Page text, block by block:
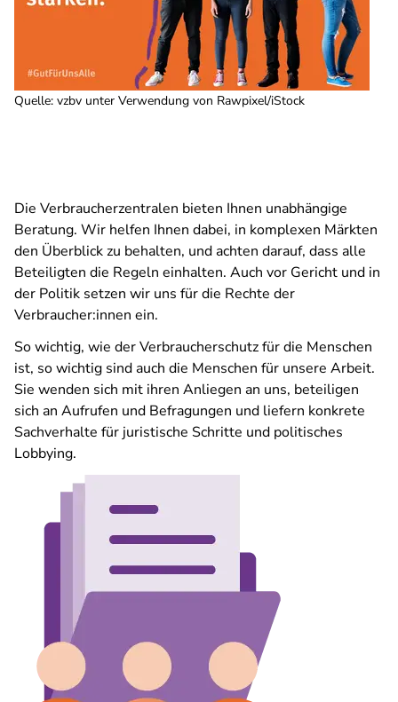
Quelle: vzbv unter Verwendung von Rawpixel/iStock
Die Verbraucherzentralen bieten Ihnen unabhängige
Beratung. Wir helfen Ihnen dabei, in komplexen Märkten
den Überblick zu behalten, und achten darauf, dass alle
Beteiligten die Regeln einhalten. Auch vor Gericht und in
der Politik setzen wir uns für die Rechte der
Verbraucher:innen ein.
So wichtig, wie der Verbraucherschutz für die Menschen
ist, so wichtig sind auch die Menschen für unsere Arbeit.
Sie wenden sich mit ihren Anliegen an uns, beteiligen
sich an Aufrufen und Befragungen und liefern konkrete
Sachverhalte für juristische Schritte und politisches
Lobbying.